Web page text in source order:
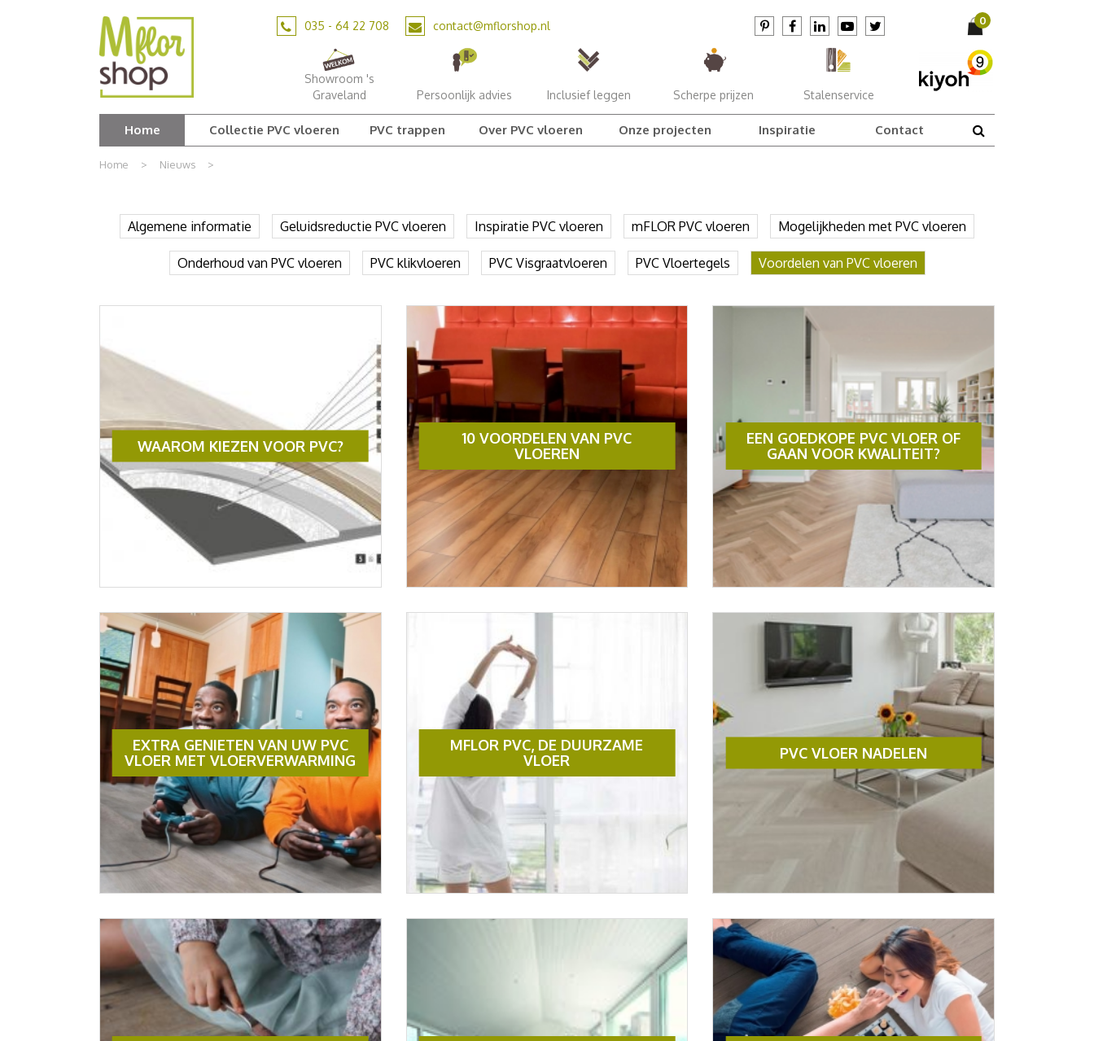
Home > Nieuws >
035 - 64 22 708 contact@mflorshop.nl
Showroom 's
Graveland
Persoonlijk advies Inclusief leggen Scherpe prijzen Stalenservice
Home Collectie PVC vloeren PVC trappen Over PVC vloeren Onze projecten Inspiratie Contact
Algemene informatie Geluidsreductie PVC vloeren Inspiratie PVC vloeren mFLOR PVC vloeren Mogelijkheden met PVC vloeren
Onderhoud van PVC vloeren PVC klikvloeren PVC Visgraatvloeren PVC Vloertegels Voordelen van PVC vloeren
WAAROM KIEZEN VOOR PVC?
10 VOORDELEN VAN PVC
VLOEREN
EEN GOEDKOPE PVC VLOER OF
GAAN VOOR KWALITEIT?
EXTRA GENIETEN VAN UW PVC
VLOER MET VLOERVERWARMING
MFLOR PVC, DE DUURZAME
VLOER
PVC VLOER NADELEN